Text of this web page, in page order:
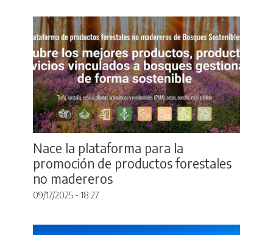
Nace la plataforma para la
promoción de productos forestales
no madereros
09/17/2025 - 18:27